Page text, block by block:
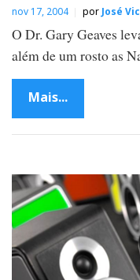
nov 17, 2004 por José
O Dr. Gary Geaves
além de um rosto as
Mais...